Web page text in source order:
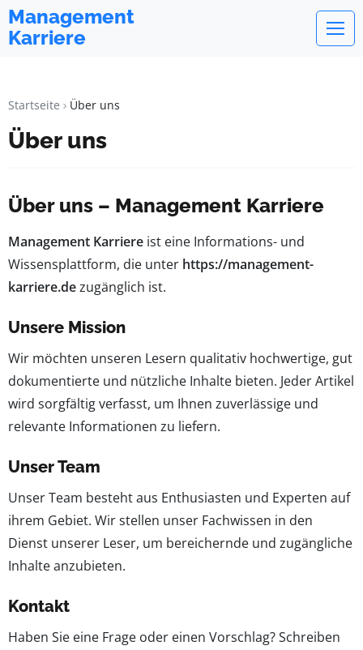
Management
Karriere
Startseite Über uns
Über uns
Über uns – Management Karriere
Management Karriere ist eine Informations- und
Wissensplattform, die unter https://management-
karriere.dezugänglich ist.
Unsere Mission
Wir möchten unseren Lesern qualitativ hochwertige, gut
dokumentierte und nützliche Inhalte bieten. Jeder Artikel
wird sorgfältig verfasst, um Ihnen zuverlässige und
relevante Informationen zu liefern.
Unser Team
Unser Team besteht aus Enthusiasten und Experten auf
ihrem Gebiet. Wir stellen unser Fachwissen in den
Dienst unserer Leser, um bereichernde und zugängliche
Inhalte anzubieten.
Kontakt
Haben Sie eine Frage oder einen Vorschlag? Schreiben